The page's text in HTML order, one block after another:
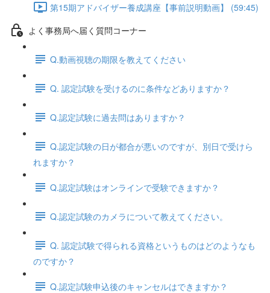
第15期アドバイザー養成講座【事前説明動画】 (59:45)
よく事務局へ届く質問コーナー
Q.動画視聴の期限を教えてください
Q. 認定試験を受けるのに条件などありますか？
Q.認定試験に過去問はありますか？
Q.認定試験の日が都合が悪いのですが、別日で受けら
れますか？
Q.認定試験はオンラインで受験できますか？
Q.認定試験のカメラについて教えてください。
Q. 認定試験で得られる資格というものはどのようなも
のですか？
Q.認定試験申込後のキャンセルはできますか？